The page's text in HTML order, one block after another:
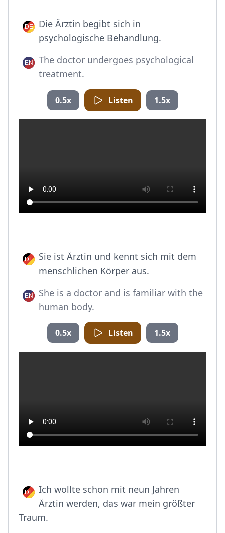
Die Ärztin begibt sich in
psychologische Behandlung.
The doctor undergoes psychological
treatment.
0.5x Listen 1.5x
Sie ist Ärztin und kennt sich mit dem
menschlichen Körper aus.
She is a doctor and is familiar with the
human body.
0.5x Listen 1.5x
Ich wollte schon mit neun Jahren
Ärztin werden, das war mein größter
Traum.